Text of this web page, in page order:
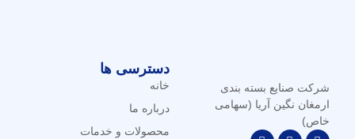
شرکت صنایع بسته بندی
ارمغان نگین آریا (سهامی
خاص)
دسترسی ها
خانه
درباره ما
محصولات و خدمات